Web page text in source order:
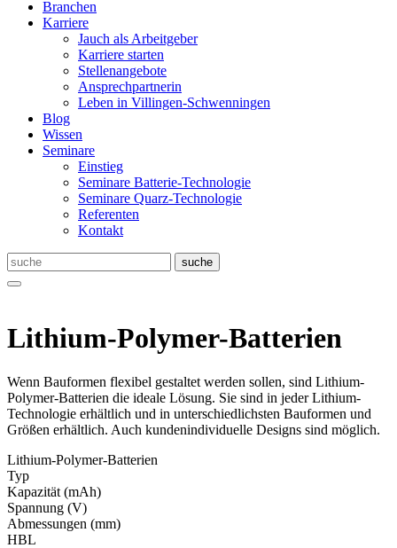
Branchen
Karriere
Jauch als Arbeitgeber
Karriere starten
Stellenangebote
Ansprechpartnerin
Leben in Villingen-Schwenningen
Blog
Wissen
Seminare
Einstieg
Seminare Batterie-Technologie
Seminare Quarz-Technologie
Referenten
Kontakt
Lithium-Polymer-Batterien
Wenn Bauformen flexibel gestaltet werden sollen, sind Lithium-
Polymer-Batterien die ideale Lösung. Sie sind in jeder Lithium-
Technologie erhältlich und in unterschiedlichsten Bauformen und
Größen erhältlich. Auch kundenindividuelle Designs sind möglich.
Lithium-Polymer-Batterien
Typ
Kapa­zität (mAh)
Span­nung (V)
Ab­mes­sungen (mm)
HBL